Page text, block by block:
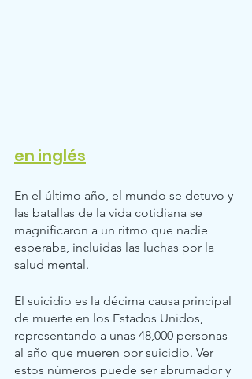
en inglés
En el último año, el mundo se detuvo y
las batallas de la vida cotidiana se
magnificaron a un ritmo que nadie
esperaba, incluidas las luchas por la
salud mental.
El suicidio es la décima causa principal
de muerte en los Estados Unidos,
representando a unas 48,000 personas
al año que mueren por suicidio. Ver
estos números puede ser abrumador y